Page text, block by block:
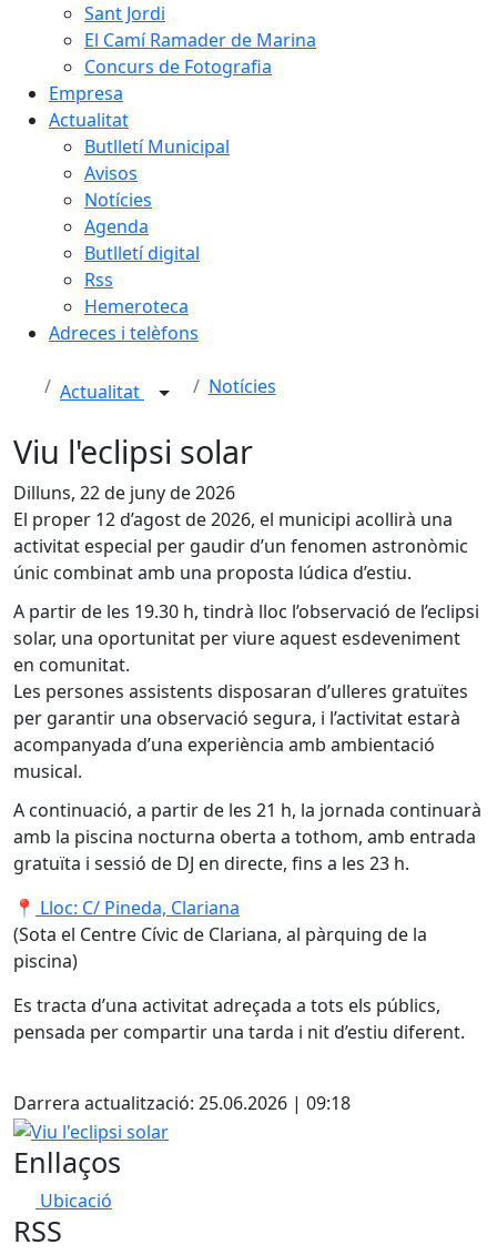
Sant Jordi
El Camí Ramader de Marina
Concurs de Fotografia
Empresa
Actualitat
Butlletí Municipal
Avisos
Notícies
Agenda
Butlletí digital
Rss
Hemeroteca
Adreces i telèfons
Actualitat Notícies
Viu l'eclipsi solar
Dilluns, 22 de juny de 2026
El proper 12 d’agost de 2026, el municipi acollirà una
activitat especial per gaudir d’un fenomen astronòmic
únic combinat amb una proposta lúdica d’estiu.
A partir de les 19.30 h, tindrà lloc l’observació de l’eclipsi
solar, una oportunitat per viure aquest esdeveniment
en comunitat.
Les persones assistents disposaran d’ulleres gratuïtes
per garantir una observació segura, i l’activitat estarà
acompanyada d’una experiència amb ambientació
musical.
A continuació, a partir de les 21 h, la jornada continuarà
amb la piscina nocturna oberta a tothom, amb entrada
gratuïta i sessió de DJ en directe, fins a les 23 h.
📍 Lloc: C/ Pineda, Clariana
(Sota el Centre Cívic de Clariana, al pàrquing de la
piscina)
Es tracta d’una activitat adreçada a tots els públics,
pensada per compartir una tarda i nit d’estiu diferent.
Darrera actualització: 25.06.2026 | 09:18
Viu l'eclipsi solar
Enllaços
Ubicació
RSS